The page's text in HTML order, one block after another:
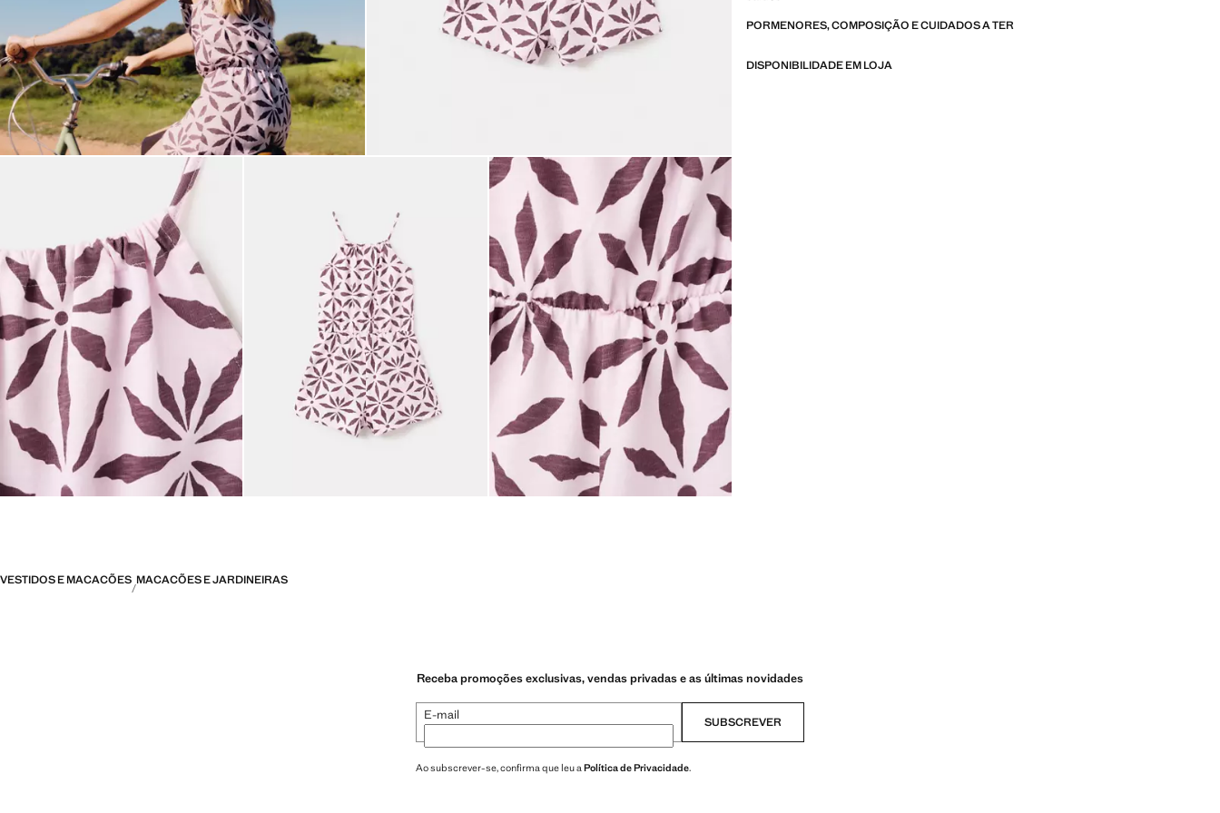
PORMENORES, COMPOSIÇÃO E CUIDADOS A TER
DISPONIBILIDADE EM LOJA
VESTIDOS E MACACÕES MACACÕES E JARDINEIRAS
Receba promoções exclusivas, vendas privadas e as últimas novidades
E-mail SUBSCREVER
Ao subscrever-se, confirma que leu aPolítica de Privacidade.